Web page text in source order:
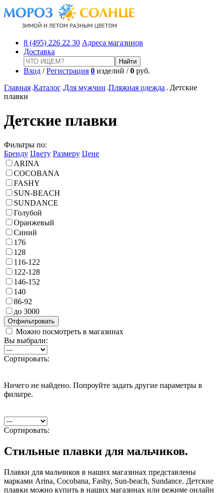
8 (495) 226 22 30 Адреса магазинов
Доставка
Вход /Регистрация 0 изделий /0 руб.
Главная Каталог Для мужчин Пляжная одежда
Детские
плавки
Детские плавки
Фильтры по:
Бренду Цвету Размеру Цене
ARINA
COCOBANA
FASHY
SUN-BEACH
SUNDANCE
Голубой
Оранжевый
Синий
176
128
116-122
122-128
146-152
140
86-92
до 3000
Можно посмотреть в магазинах
Вы выбрали:
Сортировать:
Ничего не найдено. Попроуйте задать другие параметры в
фильтре.
Сортировать:
Стильные плавки для мальчиков.
Плавки для мальчиков в наших магазинах представлены
марками Arina, Cocobana, Fashy, Sun-beach, Sundance. Детские
плавки можно купить в наших магазинах или режиме онлайн